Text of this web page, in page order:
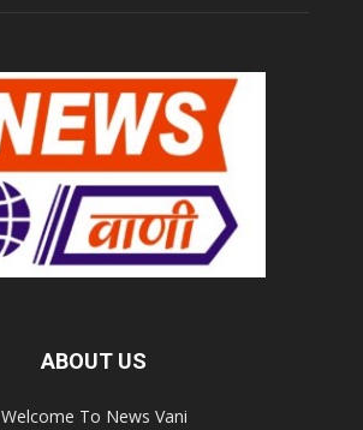
ABOUT US
Welcome To News Vani